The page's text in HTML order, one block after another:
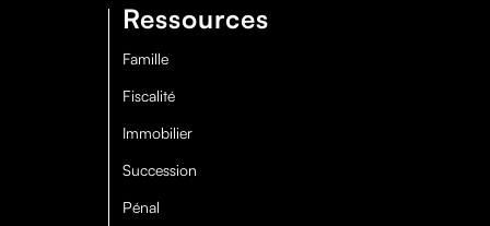
Ressources
Famille
Fiscalité
Immobilier
Succession
Pénal